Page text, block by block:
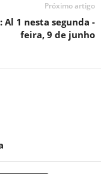
Próximo artigo
Al 1 nesta segunda -
feira, 9 de junho